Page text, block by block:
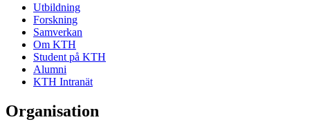
Utbildning
Forskning
Samverkan
Om KTH
Student på KTH
Alumni
KTH Intranät
Organisation